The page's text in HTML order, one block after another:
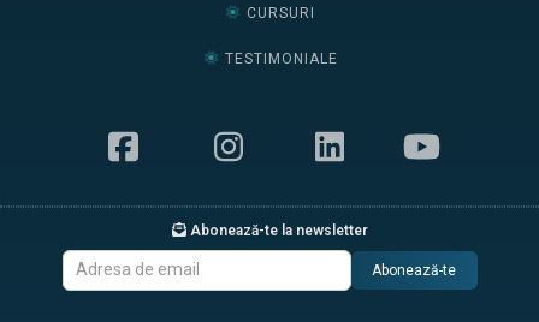
CURSURI
TESTIMONIALE
Abonează-te la newsletter
Abonează-te